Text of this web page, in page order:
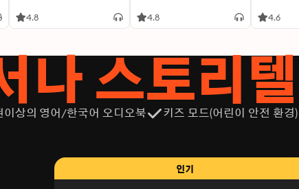
4.8 4.8 4.6
나 스토리텔
이상의 영어/한국어 오디오북 키즈 모드(어린이 안전 환경)
인기